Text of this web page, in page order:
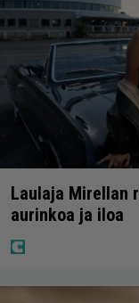
Laulaja Mirellan
aurinkoa ja iloa